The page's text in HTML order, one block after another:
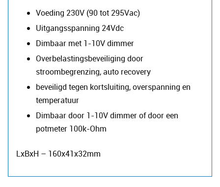
Voeding 230V (90 tot 295Vac)
Uitgangsspanning 24Vdc
Dimbaar met 1-10V dimmer
Overbelastingsbeveiliging door
stroombegrenzing, auto recovery
beveiligd tegen kortsluiting, overspanning en
temperatuur
Dimbaar door 1-10V dimmer of door een
potmeter 100k-Ohm
LxBxH – 160x41x32mm